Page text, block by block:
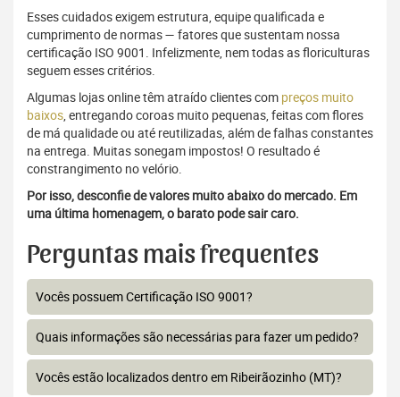
Esses cuidados exigem estrutura, equipe qualificada e
cumprimento de normas — fatores que sustentam nossa
certificação ISO 9001. Infelizmente, nem todas as floriculturas
seguem esses critérios.
Algumas lojas online têm atraído clientes com preços muito
baixos, entregando coroas muito pequenas, feitas com flores
de má qualidade ou até reutilizadas, além de falhas constantes
na entrega. Muitas sonegam impostos! O resultado é
constrangimento no velório.
Por isso, desconfie de valores muito abaixo do mercado. Em
uma última homenagem, o barato pode sair caro.
Perguntas mais frequentes
Vocês possuem Certificação ISO 9001?
Quais informações são necessárias para fazer um pedido?
Vocês estão localizados dentro em Ribeirãozinho (MT)?